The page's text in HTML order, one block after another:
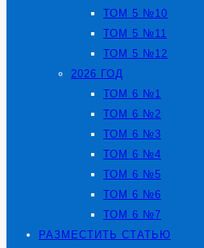
ТОМ 5 №10
ТОМ 5 №11
ТОМ 5 №12
2026 ГОД
ТОМ 6 №1
ТОМ 6 №2
ТОМ 6 №3
ТОМ 6 №4
ТОМ 6 №5
ТОМ 6 №6
ТОМ 6 №7
РАЗМЕСТИТЬ СТАТЬЮ